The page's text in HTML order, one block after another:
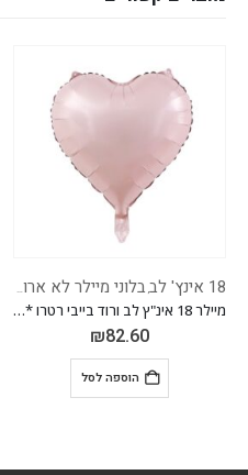
לא ארוזים
מיילר 18 אינ"ץ לב ורוד בייבי רטרו *חבילה של 50 יח'*
18 אינץ' לב